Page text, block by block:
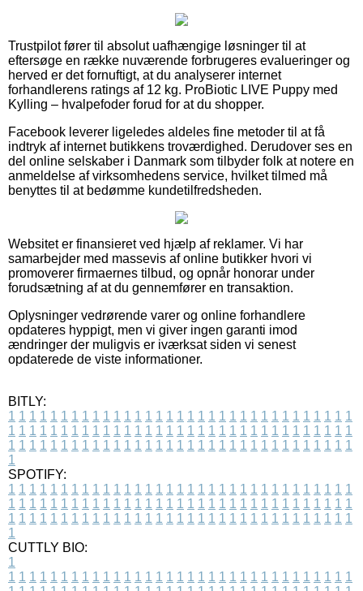
Trustpilot fører til absolut uafhængige løsninger til at
eftersøge en række nuværende forbrugeres evalueringer og
herved er det fornuftigt, at du analyserer internet
forhandlerens ratings af 12 kg. ProBiotic LIVE Puppy med
Kylling – hvalpefoder forud for at du shopper.
Facebook leverer ligeledes aldeles fine metoder til at få
indtryk af internet butikkens troværdighed. Derudover ses en
del online selskaber i Danmark som tilbyder folk at notere en
anmeldelse af virksomhedens service, hvilket tilmed må
benyttes til at bedømme kundetilfredsheden.
Websitet er finansieret ved hjælp af reklamer. Vi har
samarbejder med massevis af online butikker hvori vi
promoverer firmaernes tilbud, og opnår honorar under
forudsætning af at du gennemfører en transaktion.
Oplysninger vedrørende varer og online forhandlere
opdateres hyppigt, men vi giver ingen garanti imod
ændringer der muligvis er iværksat siden vi senest
opdaterede de viste informationer.
BITLY:
1 1 1 1 1 1 1 1 1 1 1 1 1 1 1 1 1 1 1 1 1 1 1 1 1 1 1 1 1 1 1 1 1
1 1 1 1 1 1 1 1 1 1 1 1 1 1 1 1 1 1 1 1 1 1 1 1 1 1 1 1 1 1 1 1 1
1 1 1 1 1 1 1 1 1 1 1 1 1 1 1 1 1 1 1 1 1 1 1 1 1 1 1 1 1 1 1 1 1
1
SPOTIFY:
1 1 1 1 1 1 1 1 1 1 1 1 1 1 1 1 1 1 1 1 1 1 1 1 1 1 1 1 1 1 1 1 1
1 1 1 1 1 1 1 1 1 1 1 1 1 1 1 1 1 1 1 1 1 1 1 1 1 1 1 1 1 1 1 1 1
1 1 1 1 1 1 1 1 1 1 1 1 1 1 1 1 1 1 1 1 1 1 1 1 1 1 1 1 1 1 1 1 1
1
CUTTLY BIO:
1
1 1 1 1 1 1 1 1 1 1 1 1 1 1 1 1 1 1 1 1 1 1 1 1 1 1 1 1 1 1 1 1 1